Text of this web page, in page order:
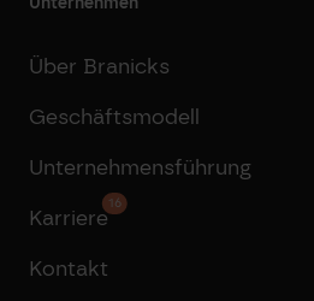
Über Branicks
Geschäftsmodell
Unternehmensführung
Karriere
16
Kontakt